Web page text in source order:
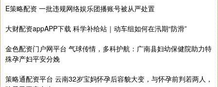
E策略配资 一批违规网络娱乐团播账号被从严处置
大财配资appAPP下载 科学补给站｜动车组如何在汛期“防滑”
金色配资门户网平台 气球传情，多科护航：广南县妇幼保健院助力特
殊孕产妇平安分娩
策略通配资平台 云南32岁宝妈怀孕后容貌大变，与怀孕前判若两人，